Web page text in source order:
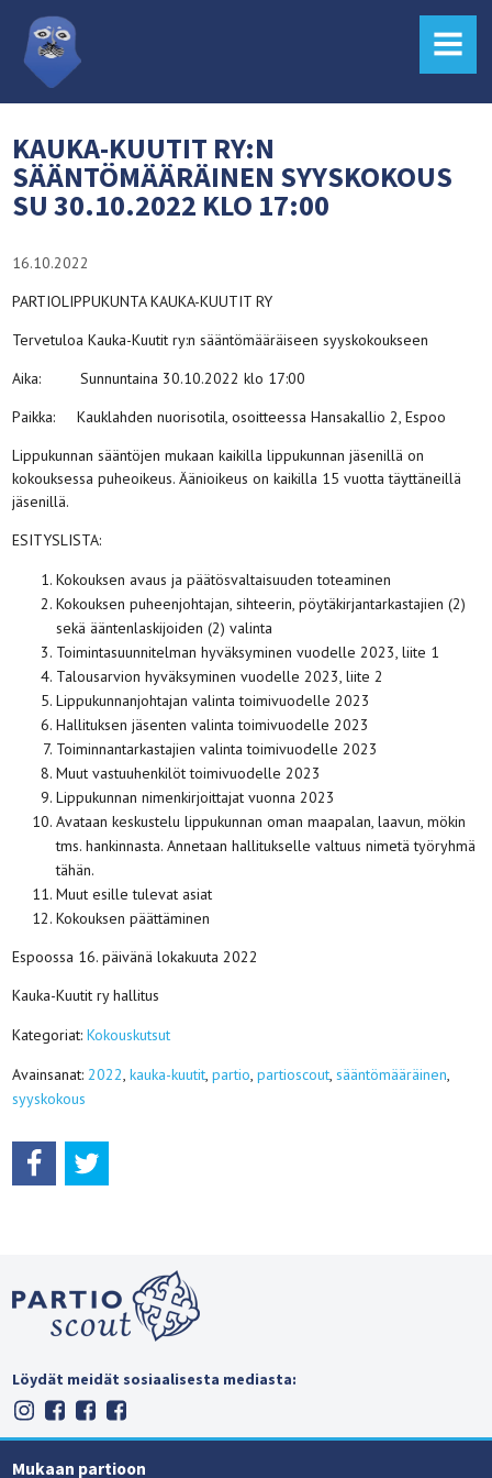
MENU
KAUKA-KUUTIT RY:N
SÄÄNTÖMÄÄRÄINEN SYYSKOKOUS
SU 30.10.2022 KLO 17:00
16.10.2022
PARTIOLIPPUKUNTA KAUKA-KUUTIT RY
Tervetuloa Kauka-Kuutit ry:n sääntömääräiseen syyskokoukseen
Aika: Sunnuntaina 30.10.2022 klo 17:00
Paikka: Kauklahden nuorisotila, osoitteessa Hansakallio 2, Espoo
Lippukunnan sääntöjen mukaan kaikilla lippukunnan jäsenillä on
kokouksessa puheoikeus. Äänioikeus on kaikilla 15 vuotta täyttäneillä
jäsenillä.
ESITYSLISTA:
Kokouksen avaus ja päätösvaltaisuuden toteaminen
Kokouksen puheenjohtajan, sihteerin, pöytäkirjantarkastajien (2)
sekä ääntenlaskijoiden (2) valinta
Toimintasuunnitelman hyväksyminen vuodelle 2023, liite 1
Talousarvion hyväksyminen vuodelle 2023, liite 2
Lippukunnanjohtajan valinta toimivuodelle 2023
Hallituksen jäsenten valinta toimivuodelle 2023
Toiminnantarkastajien valinta toimivuodelle 2023
Muut vastuuhenkilöt toimivuodelle 2023
Lippukunnan nimenkirjoittajat vuonna 2023
Avataan keskustelu lippukunnan oman maapalan, laavun, mökin
tms. hankinnasta. Annetaan hallitukselle valtuus nimetä työryhmä
tähän.
Muut esille tulevat asiat
Kokouksen päättäminen
Espoossa 16. päivänä lokakuuta 2022
Kauka-Kuutit ry hallitus
Kategoriat:Kokouskutsut
Avainsanat: 2022 ,kauka-kuutit ,partio ,partioscout ,sääntömääräinen
syyskokous
Löydät meidät sosiaalisesta mediasta:
Mukaan partioon